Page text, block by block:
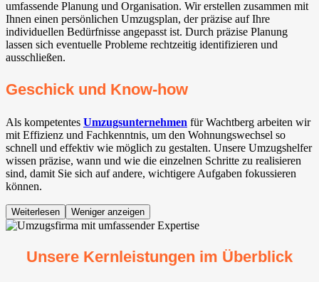
umfassende Planung und Organisation. Wir erstellen zusammen mit
Ihnen einen persönlichen Umzugsplan, der präzise auf Ihre
individuellen Bedürfnisse angepasst ist. Durch präzise Planung
lassen sich eventuelle Probleme rechtzeitig identifizieren und
ausschließen.
Geschick und Know-how
Als kompetentes Umzugsunternehmen für Wachtberg⁠ arbeiten wir
mit Effizienz und Fachkenntnis, um den Wohnungswechsel so
schnell und effektiv wie möglich zu gestalten. Unsere Umzugshelfer
wissen präzise, wann und wie die einzelnen Schritte zu realisieren
sind, damit Sie sich auf andere, wichtigere Aufgaben fokussieren
können.
Weiterlesen Weniger anzeigen
Unsere Kernleistungen im Überblick